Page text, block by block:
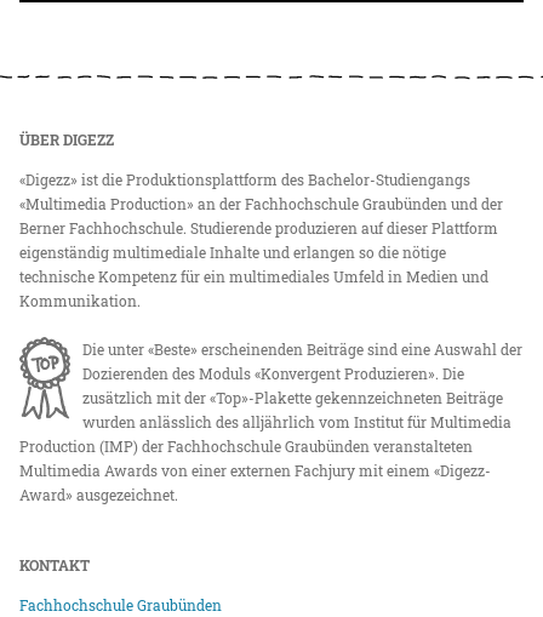
ÜBER DIGEZZ
«Digezz» ist die Produktionsplattform des Bachelor-Studiengangs
«Multimedia Production» an der Fachhochschule Graubünden und der
Berner Fachhochschule. Studierende produzieren auf dieser Plattform
eigenständig multimediale Inhalte und erlangen so die nötige
technische Kompetenz für ein multimediales Umfeld in Medien und
Kommunikation.
Die unter «Beste» erscheinenden Beiträge sind eine Auswahl der
Dozierenden des Moduls «Konvergent Produzieren». Die
zusätzlich mit der «Top»-Plakette gekennzeichneten Beiträge
wurden anlässlich des alljährlich vom Institut für Multimedia
Production (IMP) der Fachhochschule Graubünden veranstalteten
Multimedia Awards von einer externen Fachjury mit einem «Digezz-
Award» ausgezeichnet.
KONTAKT
Fachhochschule Graubünden